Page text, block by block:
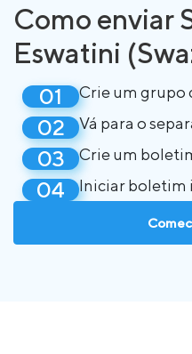
Como enviar
Eswatini
Crie um grupo
Vá para o
Crie um
Iniciar